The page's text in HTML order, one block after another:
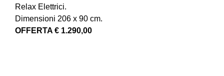
Relax Elettrici.
Dimensioni 206 x 90 cm.
OFFERTA € 1.290,00